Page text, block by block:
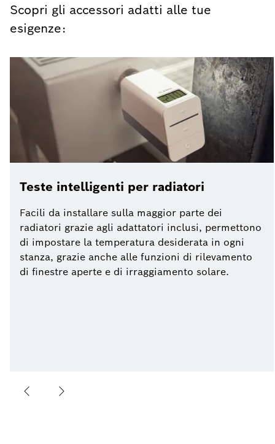
Scopri gli accessori adatti alle tue
esigenze:
Teste intelligenti per radiatori
Facili da installare sulla maggior parte dei
radiatori grazie agli adattatori inclusi, permettono
di impostare la temperatura desiderata in ogni
stanza, grazie anche alle funzioni di rilevamento
di finestre aperte e di irraggiamento solare.